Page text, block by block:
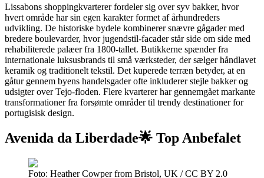
Lissabons shoppingkvarterer fordeler sig over syv bakker, hvor
hvert område har sin egen karakter formet af århundreders
udvikling. De historiske bydele kombinerer snævre gågader med
bredere boulevarder, hvor jugendstil-facader står side om side med
rehabiliterede palæer fra 1800-tallet. Butikkerne spænder fra
internationale luksusbrands til små værksteder, der sælger håndlavet
keramik og traditionelt tekstil. Det kuperede terræn betyder, at en
gåtur gennem byens handelsgader ofte inkluderer stejle bakker og
udsigter over Tejo-floden. Flere kvarterer har gennemgået markante
transformationer fra forsømte områder til trendy destinationer for
portugisisk design.
Avenida da Liberdade🌟 Top Anbefalet
Foto: Heather Cowper from Bristol, UK / CC BY 2.0